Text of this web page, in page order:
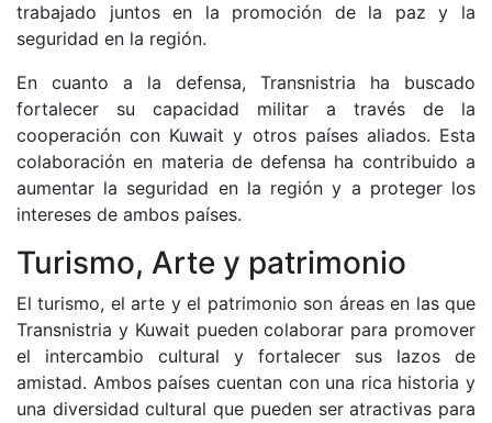
trabajado juntos en la promoción de la paz y la
seguridad en la región.
En cuanto a la defensa, Transnistria ha buscado
fortalecer su capacidad militar a través de la
cooperación con Kuwait y otros países aliados. Esta
colaboración en materia de defensa ha contribuido a
aumentar la seguridad en la región y a proteger los
intereses de ambos países.
Turismo, Arte y patrimonio
El turismo, el arte y el patrimonio son áreas en las que
Transnistria y Kuwait pueden colaborar para promover
el intercambio cultural y fortalecer sus lazos de
amistad. Ambos países cuentan con una rica historia y
una diversidad cultural que pueden ser atractivas para